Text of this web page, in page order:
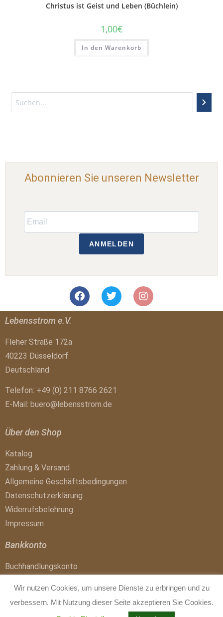
Christus ist Geist und Leben (Büchlein)
1,00€
In den Warenkorb
Abonnieren Sie unseren Newsletter
ANMELDEN
Lebensstrom e.V.
Fleher Straße 172a
40223 Düsseldorf
Deutschland
Telefon: +49 (0) 211 8766 2621
E-Mail: buero@lebensstrom.de
Über den Shop
Katalog
Zahlung & Versand
Allgemeine Geschäftsbedingungen
Datenschutzerklärung
Widerrufsbelehrung
Impressum
Bankkonto
Buchhandlungskonto
Wir nutzen Cookies, um unsere Dienste zu erbringen und zu
verbessern. Mit Nutzung dieser Seite akzeptieren Sie Cookies.